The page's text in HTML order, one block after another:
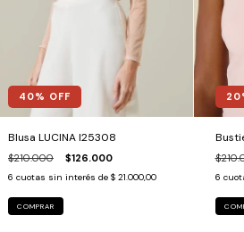
40% OFF
Blusa LUCINA I25308
$210.000 $126.000
6 cuotas sin interés de $ 21.000,00
COMPRAR
20
6